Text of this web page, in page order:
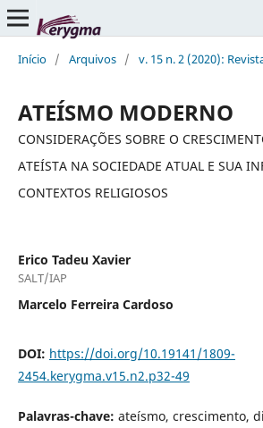
Início / Arquivos / v. 15 n. 2 (2020):
ATEÍSMO MODERNO
CONSIDERAÇÕES SOBRE O
ATEÍSTA NA SOCIEDADE ATUAL E SUA
CONTEXTOS RELIGIOSOS
Erico Tadeu Xavier
SALT/IAP
Marcelo Ferreira Cardoso
DOI: https://doi.org/10.19141/1809-
2454.kerygma.v15.n2.p32-49
Palavras-chave: ateísmo, crescimento,